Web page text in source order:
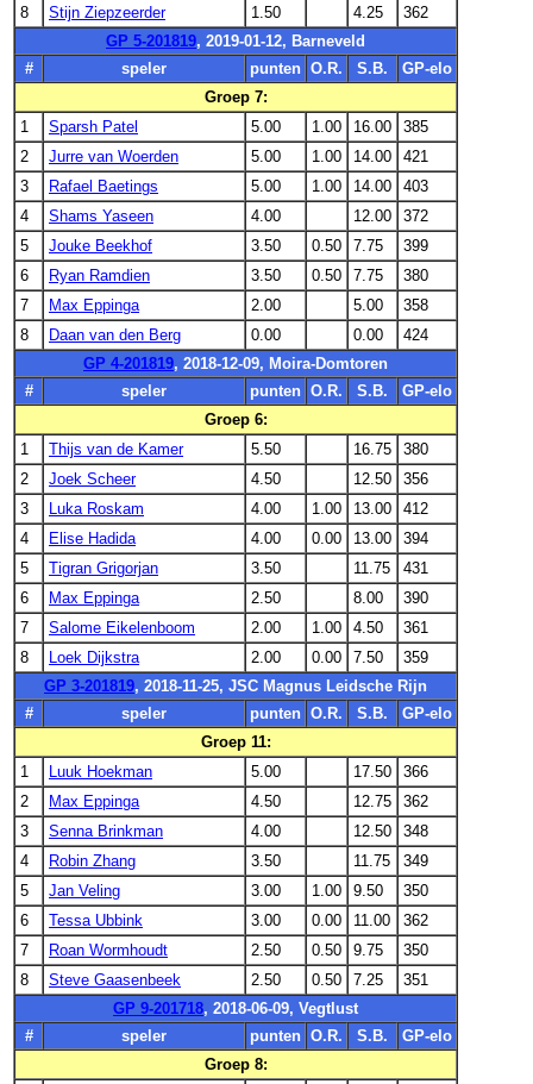
8
Stijn Ziepzeerder 1.50 4.25
362
GP 5-201819, 2019-01-12, Barneveld
#
speler punten O.R. S.B.
GP-elo
Groep 7:
1
Sparsh Patel 5.00 1.00 16.00
385
2
Jurre van Woerden 5.00 1.00 14.00
421
3
Rafael Baetings 5.00 1.00 14.00
403
4
Shams Yaseen 4.00 12.00
372
5
Jouke Beekhof 3.50 0.50 7.75
399
6
Ryan Ramdien 3.50 0.50 7.75
380
7
Max Eppinga 2.00 5.00
358
8
Daan van den Berg 0.00 0.00
424
GP 4-201819, 2018-12-09, Moira-Domtoren
#
speler punten O.R. S.B.
GP-elo
Groep 6:
1
Thijs van de Kamer 5.50 16.75
380
2
Joek Scheer 4.50 12.50
356
3
Luka Roskam 4.00 1.00 13.00
412
4
Elise Hadida 4.00 0.00 13.00
394
5
Tigran Grigorjan 3.50 11.75
431
6
Max Eppinga 2.50 8.00
390
7
Salome Eikelenboom 2.00 1.00 4.50
361
8
Loek Dijkstra 2.00 0.00 7.50
359
GP 3-201819, 2018-11-25, JSC Magnus Leidsche Rijn
#
speler punten O.R. S.B.
GP-elo
Groep 11:
1
Luuk Hoekman 5.00 17.50
366
2
Max Eppinga 4.50 12.75
362
3
Senna Brinkman 4.00 12.50
348
4
Robin Zhang 3.50 11.75
349
5
Jan Veling 3.00 1.00 9.50
350
6
Tessa Ubbink 3.00 0.00 11.00
362
7
Roan Wormhoudt 2.50 0.50 9.75
350
8
Steve Gaasenbeek 2.50 0.50 7.25
351
GP 9-201718, 2018-06-09, Vegtlust
#
speler punten O.R. S.B.
GP-elo
Groep 8: